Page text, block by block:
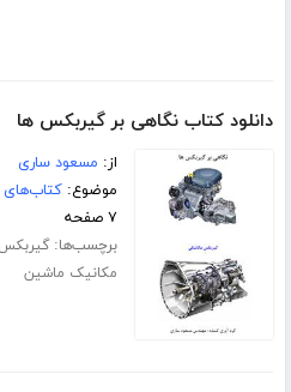
دانلود کتاب نگاهی بر گیربکس ها
از: مسعود ساری
موضوع:
۷ صفحه
برچسب‌ها:
مکانیک ماشین